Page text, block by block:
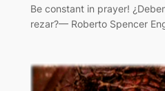
Be constant in prayer!
rezar?— Roberto Spencer